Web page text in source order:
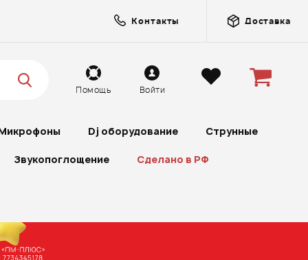
Контакты Доставка
Помощь Войти
Dj оборудование Струнные
Звукопоглощение Сделано в РФ